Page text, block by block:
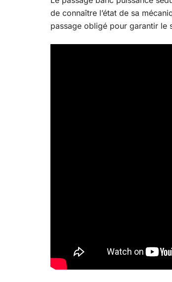
de connaître l’état de sa
passage obligé pour garantir le